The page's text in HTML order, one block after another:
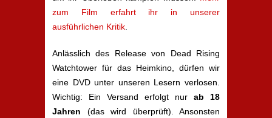
zum Film erfahrt ihr in unserer
ausführlichen Kritik
Anlässlich des Release von Dead Rising
Watchtower für das Heimkino, dürfen wir
eine DVD unter unseren Lesern verlosen.
Wichtig: Ein Versand erfolgt nur ab 18
Jahren (das wird überprüft). Ansonsten